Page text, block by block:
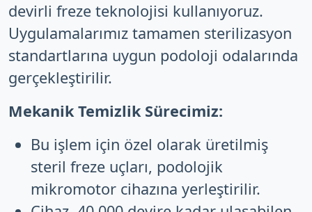
devirli freze teknolojisi kullanıyoruz.
Uygulamalarımız tamamen sterilizasyon
standartlarına uygun podoloji odalarında
gerçekleştirilir.
Mekanik Temizlik Sürecimiz:
Bu işlem için özel olarak üretilmiş
steril freze uçları, podolojik
mikromotor cihazına yerleştirilir.